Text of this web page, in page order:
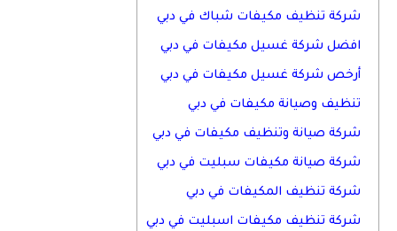
شركة تنظيف مكيفات شباك في دبي
افضل شركة غسيل مكيفات في دبي
أرخص شركة غسيل مكيفات في دبي
تنظيف وصيانة مكيفات في دبي
شركة صيانة وتنظيف مكيفات في دبي
شركة صيانة مكيفات سبليت في دبي
شركة تنظيف المكيفات في دبي
شركة تنظيف مكيفات اسبليت في دبي